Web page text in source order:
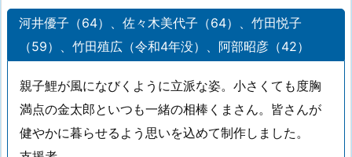
河井優子（64）、佐々木美代子（64）、竹田悦子
（59）、竹田殖広（令和4年没）、阿部昭彦（42）
親子鯉が風になびくように立派な姿。小さくても度胸
満点の金太郎といつも一緒の相棒くまさん。皆さんが
健やかに暮らせるよう思いを込めて制作しました。